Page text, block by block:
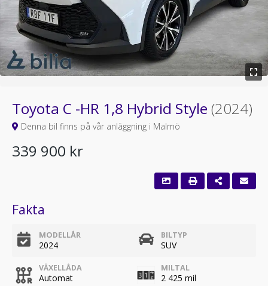
Toyota C -HR 1,8 Hybrid Style (2024)
Denna bil finns på vår anläggning i Malmö
339 900 kr
Fakta
MODELLÅR
2024
BILTYP
SUV
VÄXELLÅDA
Automat
MILTAL
2 425 mil